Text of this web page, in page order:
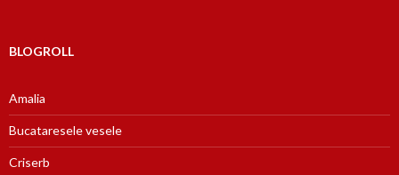
BLOGROLL
Amalia
Bucataresele vesele
Criserb